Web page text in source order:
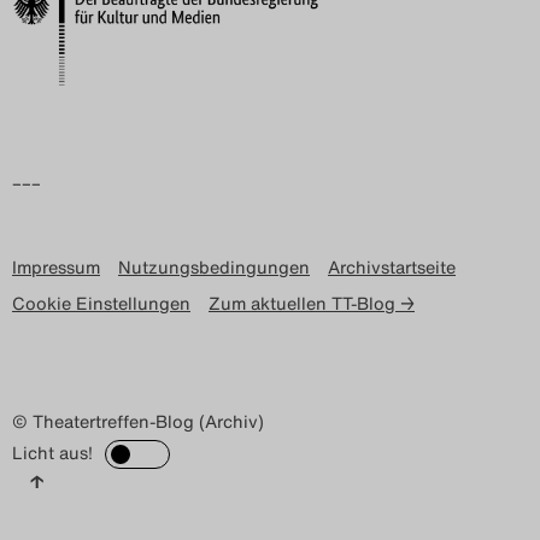
–––
Impressum Nutzungsbedingungen
Archivstartseite
Cookie Einstellungen
Zum aktuellen TT-Blog →
© Theatertreffen-Blog (Archiv)
Licht aus!
↑